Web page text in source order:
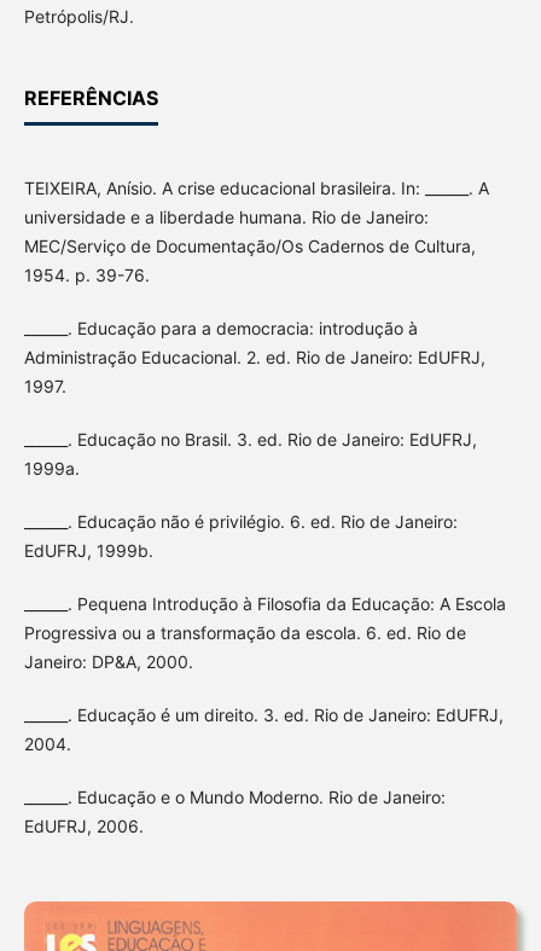
Petrópolis/RJ.
REFERÊNCIAS
TEIXEIRA, Anísio. A crise educacional brasileira. In: ______. A
universidade e a liberdade humana. Rio de Janeiro:
MEC/Serviço de Documentação/Os Cadernos de Cultura,
1954. p. 39-76.
______. Educação para a democracia: introdução à
Administração Educacional. 2. ed. Rio de Janeiro: EdUFRJ,
1997.
______. Educação no Brasil. 3. ed. Rio de Janeiro: EdUFRJ,
1999a.
______. Educação não é privilégio. 6. ed. Rio de Janeiro:
EdUFRJ, 1999b.
______. Pequena Introdução à Filosofia da Educação: A Escola
Progressiva ou a transformação da escola. 6. ed. Rio de
Janeiro: DP&A, 2000.
______. Educação é um direito. 3. ed. Rio de Janeiro: EdUFRJ,
2004.
______. Educação e o Mundo Moderno. Rio de Janeiro:
EdUFRJ, 2006.